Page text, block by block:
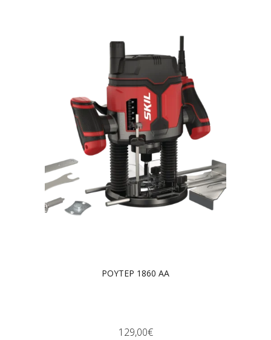
ΡΟΥΤΕΡ 1860 AA
129,00€